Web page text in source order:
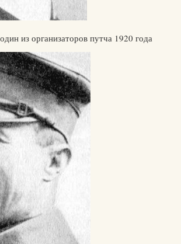
из организаторов путча 1920 года